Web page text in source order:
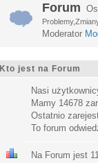
Forum
Moderator
Kto jest na Forum
Nasi
Mamy 14678
Ostatnio
To forum
Na Forum jest